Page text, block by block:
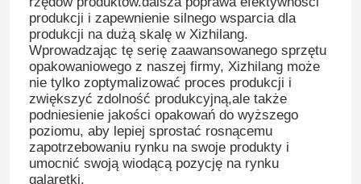
produkcji i zapewnienie silnego wsparcia dla
produkcji na dużą skalę w Xizhilang.
Wprowadzając tę serię zaawansowanego sprzętu
opakowaniowego z naszej firmy, Xizhilang może
nie tylko zoptymalizować proces produkcji i
zwiększyć zdolność produkcyjną,ale także
podniesienie jakości opakowań do wyższego
poziomu, aby lepiej sprostać rosnącemu
zapotrzebowaniu rynku na swoje produkty i
umocnić swoją wiodącą pozycję na rynku
galaretki.